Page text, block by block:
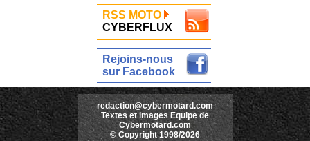
RSS MOTO
CYBERFLUX
Rejoins-nous
sur Facebook
redaction@cybermotard.com
Textes et images Equipe de
Cybermotard.com
© Copyright 1998/2026